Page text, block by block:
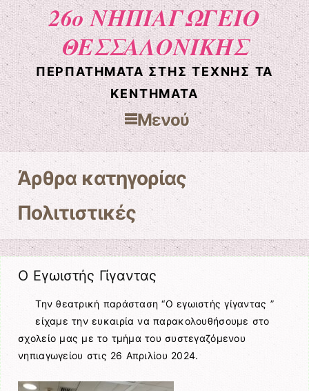
26ο ΝΗΠΙΑΓΩΓΕΙΟ
ΘΕΣΣΑΛΟΝΙΚΗΣ
ΠΕΡΠΑΤΉΜΑΤΑ ΣΤΗΣ ΤΈΧΝΗΣ ΤΑ
ΚΕΝΤΉΜΑΤΑ
Μενού
Μετάβαση στο περιεχόμενο
Άρθρα κατηγορίας
Πολιτιστικές
Ο Εγωιστής Γίγαντας
Την θεατρική παράσταση “Ο εγωιστής γίγαντας ”
είχαμε την ευκαιρία να παρακολουθήσουμε στο
σχολείο μας με το τμήμα του συστεγαζόμενου
νηπιαγωγείου στις 26 Απριλίου 2024.